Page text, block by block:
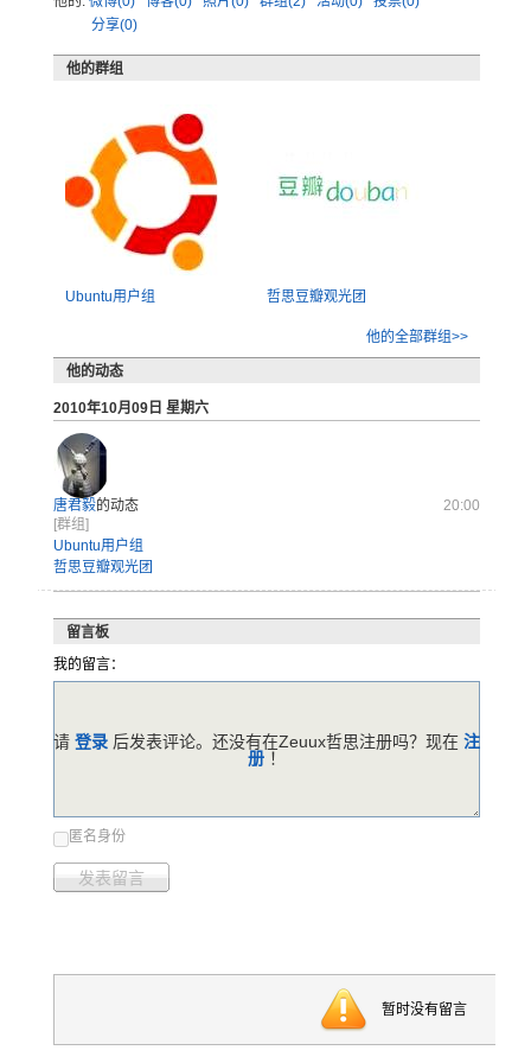
分享(0)
他的群组
Ubuntu用户组 哲思豆瓣观光团
他的全部群组>>
他的动态
2010年10月09日 星期六
唐君毅的动态
20:00
[群组]
Ubuntu用户组
哲思豆瓣观光团
留言板
我的留言：
匿名身份
发表留言
请 登录 后发表评论。还没有在Zeuux哲思注册吗？现在 注
册 ！
暂时没有留言